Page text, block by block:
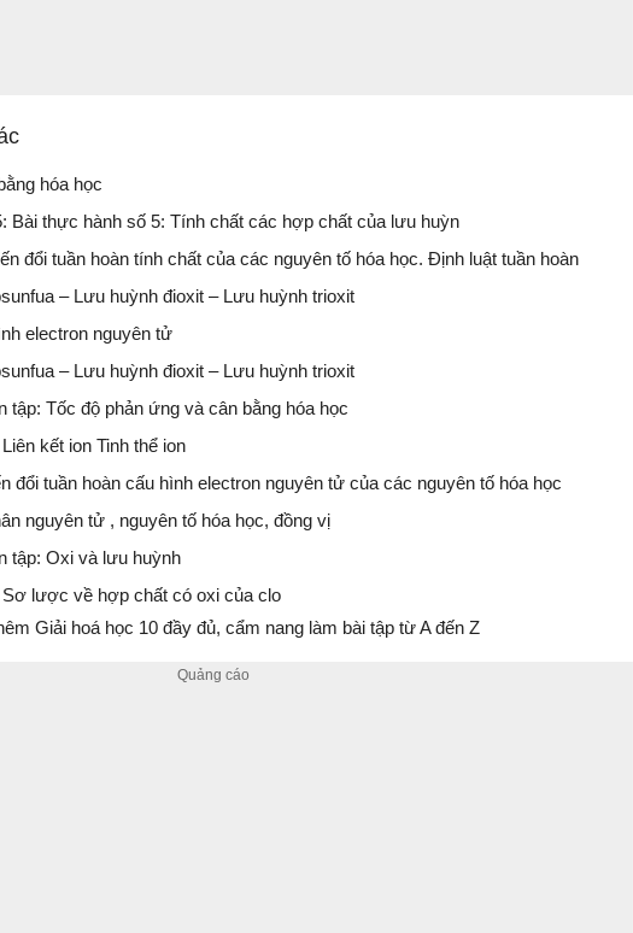
hóa học
Bài thực hành số 5: Tính chất các hợp chất của lưu huỳn
đổi tuần hoàn tính chất của các nguyên tố hóa học. Định luật tuần hoàn
– Lưu huỳnh đioxit – Lưu huỳnh trioxit
electron nguyên tử
– Lưu huỳnh đioxit – Lưu huỳnh trioxit
tập: Tốc độ phản ứng và cân bằng hóa học
kết ion Tinh thể ion
đổi tuần hoàn cấu hình electron nguyên tử của các nguyên tố hóa học
nguyên tử , nguyên tố hóa học, đồng vị
tập: Oxi và lưu huỳnh
Sơ lược về hợp chất có oxi của clo
Giải hoá học 10 đầy đủ, cẩm nang làm bài tập từ A đến Z